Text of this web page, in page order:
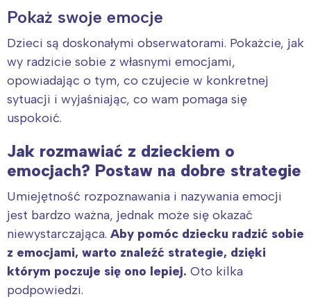
Pokaż swoje emocje
Dzieci są doskonałymi obserwatorami. Pokażcie, jak
wy radzicie sobie z własnymi emocjami,
opowiadając o tym, co czujecie w konkretnej
sytuacji i wyjaśniając, co wam pomaga się
uspokoić.
Jak rozmawiać z dzieckiem o
emocjach? Postaw na dobre strategie
Umiejętność rozpoznawania i nazywania emocji
jest bardzo ważna, jednak może się okazać
niewystarczająca. Aby pomóc dziecku radzić sobie
z emocjami, warto znaleźć strategie, dzięki
którym poczuje się ono lepiej. Oto kilka
podpowiedzi.